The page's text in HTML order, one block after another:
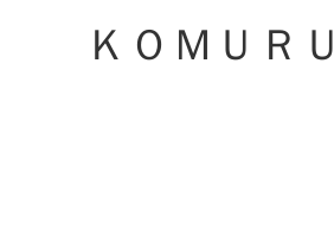
ＫＯＭＵＲＵ